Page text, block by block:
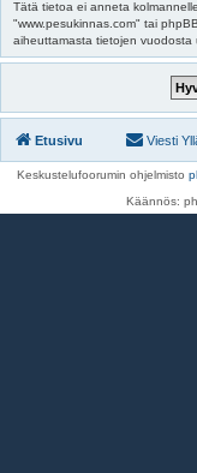
Tätä tietoa ei anneta
"www.pesukinnas.com" tai
aiheuttamasta tietojen vuodosta
Etusivu Viesti
Keskustelufoorumin ohjelmisto
Käännös: